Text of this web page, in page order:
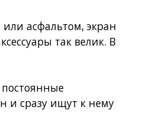
асфальтом, экран
так велик. В
и сразу ищут к нему